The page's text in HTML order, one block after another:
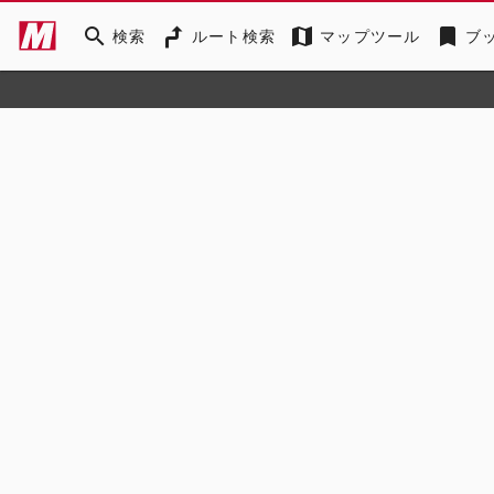
search 検索 ルート検索 map マップツール bookmark ブ